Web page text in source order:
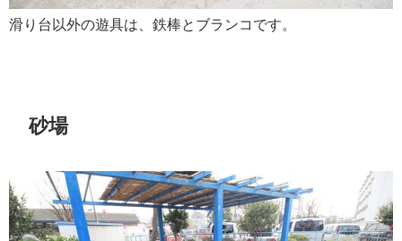
滑り台以外の遊具は、鉄棒とブランコです。
砂場